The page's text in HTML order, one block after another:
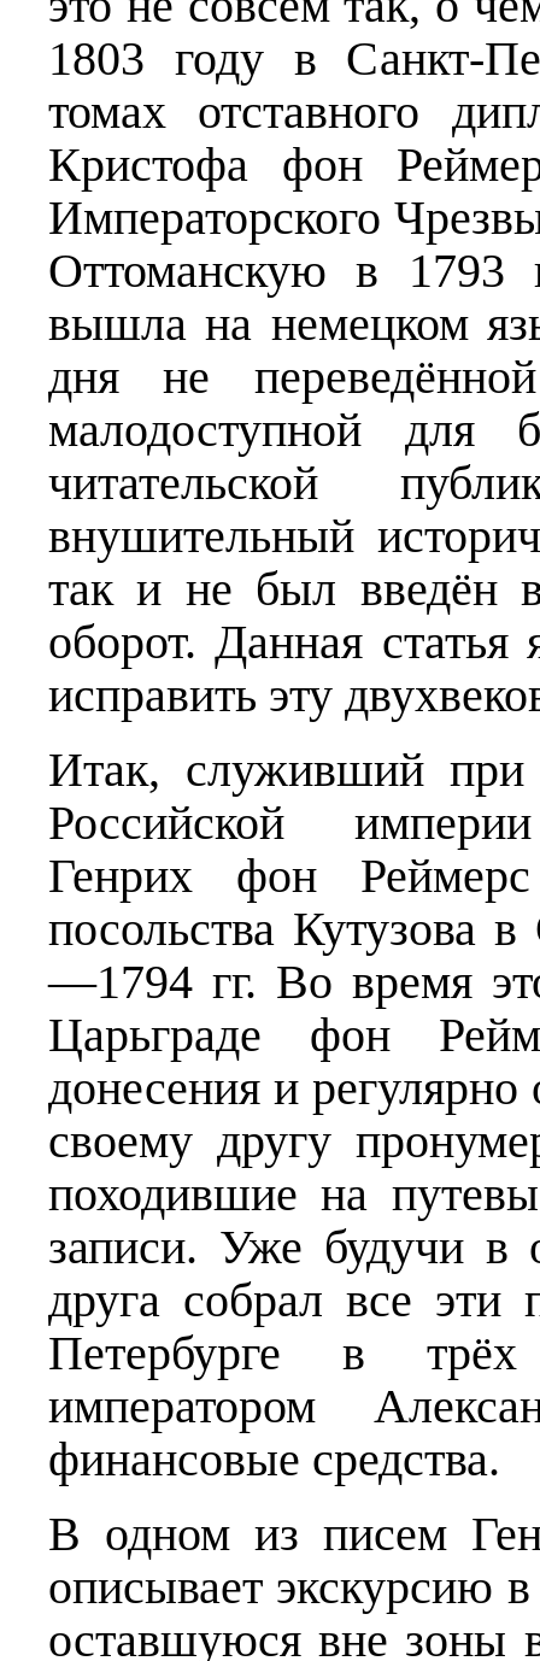
1803 году в Санкт-
томах отставного
Кристофа фон
Императорского
Оттоманскую в 1793
вышла на немецком
дня не
малодоступной для
читательской
внушительный
так и не был введён
оборот. Данная
исправить эту
Итак, служивший при
Российской империи
Генрих фон
посольства Кутузова
—1794 гг. Во время
Царьграде фон
донесения и
своему другу
походившие на
записи. Уже будучи в
друга собрал все
Петербурге в
императором
финансовые средства.
В одном из писем
описывает экскурсию
оставшуюся вне зоны